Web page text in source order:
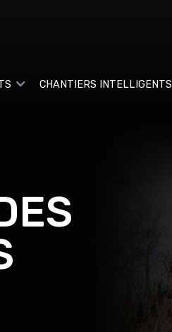
CHANTIERS INTELLIGENTS